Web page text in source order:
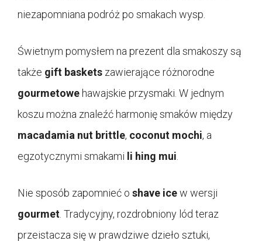
niezapomniana podróż po smakach wysp.
Świetnym pomysłem na prezent dla smakoszy są
także gift baskets zawierające różnorodne
gourmetowe hawajskie przysmaki. W jednym
koszu można znaleźć harmonię smaków między
macadamia nut brittle, coconut mochi, a
egzotycznymi smakami li hing mui
Nie sposób zapomnieć o shave icew wersji
gourmet . Tradycyjny, rozdrobniony lód teraz
przeistacza się w prawdziwe dzieło sztuki,